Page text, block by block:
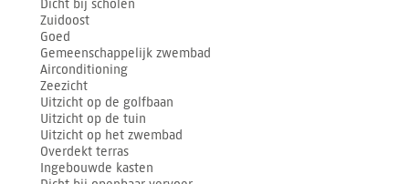
Dicht bij scholen
Zuidoost
Goed
Gemeenschappelijk zwembad
Airconditioning
Zeezicht
Uitzicht op de golfbaan
Uitzicht op de tuin
Uitzicht op het zwembad
Overdekt terras
Ingebouwde kasten